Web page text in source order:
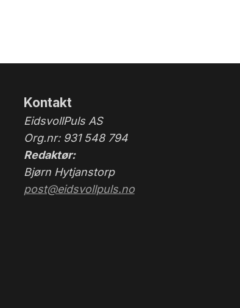
Kontakt
EidsvollPuls AS
Org.nr: 931 548 794
Redaktør:
Bjørn Hytjanstorp
post@eidsvollpuls.no